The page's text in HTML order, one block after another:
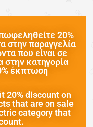
20%
στην παραγγελία
που είναι σε
στην κατηγορία
έκπτωση
20% discount on
that are on sale
category that